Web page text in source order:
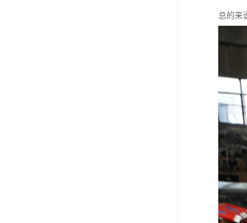
总的来